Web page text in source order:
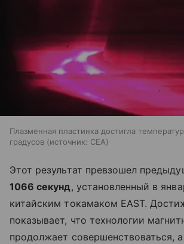
Плазменная пластинка достигла
градусов
источник: CEA
Этот результат превзошел
1066 секунд, установленный в
китайским токамаком EAST.
показывает, что технологии
продолжает совершенствоваться,